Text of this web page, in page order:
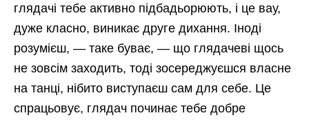
глядачі тебе активно підбадьорюють, і це вау,
дуже класно, виникає друге дихання. Іноді
розумієш, — таке буває, — що глядачеві щось
не зовсім заходить, тоді зосереджуєшся власне
на танці, нібито виступаєш сам для себе. Це
спрацьовує, глядач починає тебе добре